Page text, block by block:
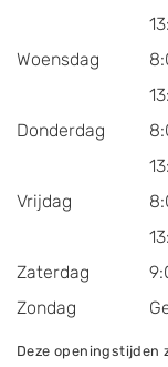
Woensdag
Donderdag
Vrijdag
Zaterdag
Zondag
Deze openingstijden